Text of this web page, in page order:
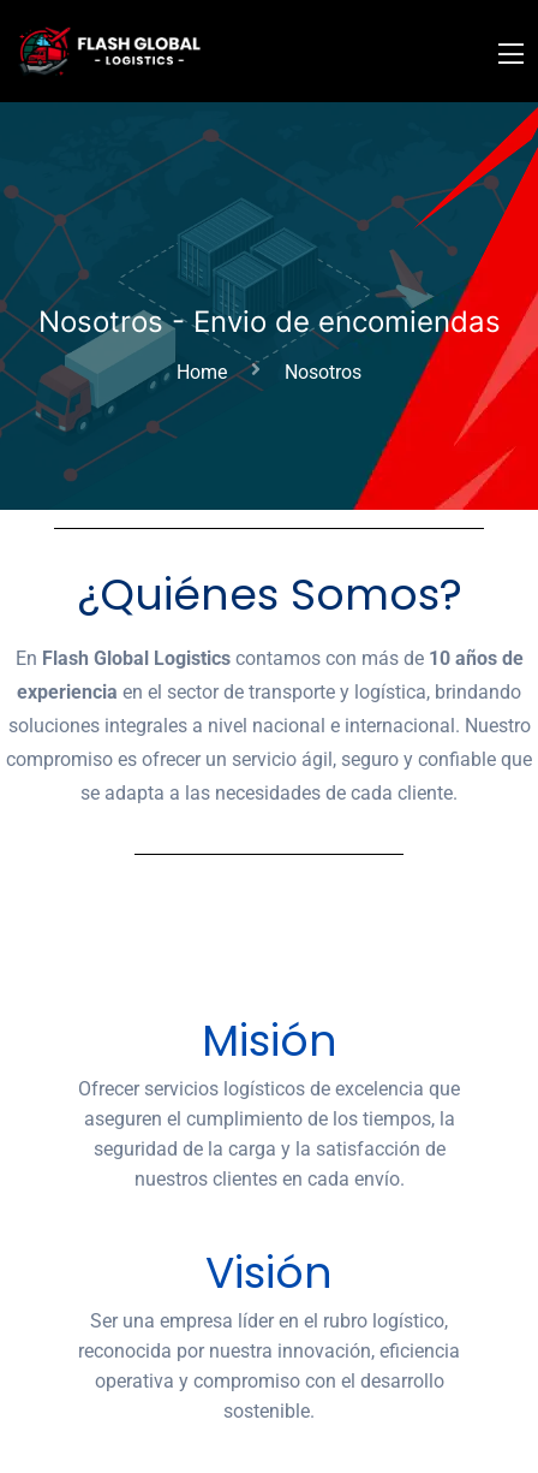
Nosotros - Envio de encomiendas
Home Nosotros
¿Quiénes Somos?
En Flash Global Logisticscontamos con más de 10 años de
experiencia en el sector de transporte y logística, brindando
soluciones integrales a nivel nacional e internacional. Nuestro
compromiso es ofrecer un servicio ágil, seguro y confiable que
se adapta a las necesidades de cada cliente.
Misión
Ofrecer servicios logísticos de excelencia que
aseguren el cumplimiento de los tiempos, la
seguridad de la carga y la satisfacción de
nuestros clientes en cada envío.
Visión
Ser una empresa líder en el rubro logístico,
reconocida por nuestra innovación, eficiencia
operativa y compromiso con el desarrollo
sostenible.